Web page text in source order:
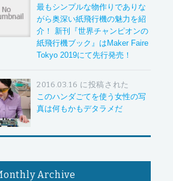
最もシンプルな物作りでありな
がら奥深い紙飛行機の魅力を紹
介！ 新刊『世界チャンピオンの
紙飛行機ブック』はMaker Faire
Tokyo 2019にて先行発売！
2016.03.16 に投稿された
このハンダごてを使う女性の写
真は何もかもデタラメだ
Archive